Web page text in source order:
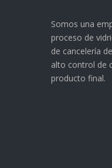
Somos una
proceso de
de cancelería
alto control de
producto final.